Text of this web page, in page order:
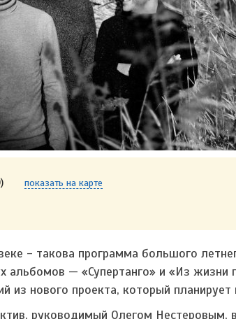
показать на карте
- такова программа большого
альбомов — «Супертанго» и «Из жизни
из нового проекта, который планирует
руководимый Олегом Нестеровым,